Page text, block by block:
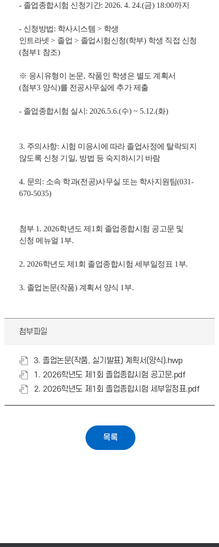
- 졸업종합시험 신청기간: 2026. 4. 24.(금) 18:00까지
- 신청방법: 학사시스템 > 학생
인트라넷> 졸업 > 졸업시험신청(학부) 학생 직접 신청
(첨부1 참조)
※ 응시유형이 논문, 작품인 학생은 별도 계획서
(첨부3 양식)를 전공사무실에 추가 제출
- 졸업종합시험 실시 : 2026.5.6.(수) ~ 5.12.(화)
3. 주의사항: 시험 미응시에 따라 졸업사정에 탈락되지
않도록 신청 기일, 방법 등 숙지하시기 바람
4. 문의 : 소속 학과(전공)사무실 또는 학사지원팀(031-
670-5035)
첨부 1. 2026학년도 제 1 회 졸업종합시험 공고문 및
신청 메뉴얼 1 부.
2. 2026학년도 제 1 회 졸업종합시험 세부일정표 1 부.
3. 졸업논문(작품) 계획서 양식 1 부.
첨부파일
3. 졸업논문(작품, 실기발표) 계획서(양식).hwp
1. 2026학년도 제1회 졸업종합시험 공고문.pdf
2. 2026학년도 제1회 졸업종합시험 세부일정표.pdf